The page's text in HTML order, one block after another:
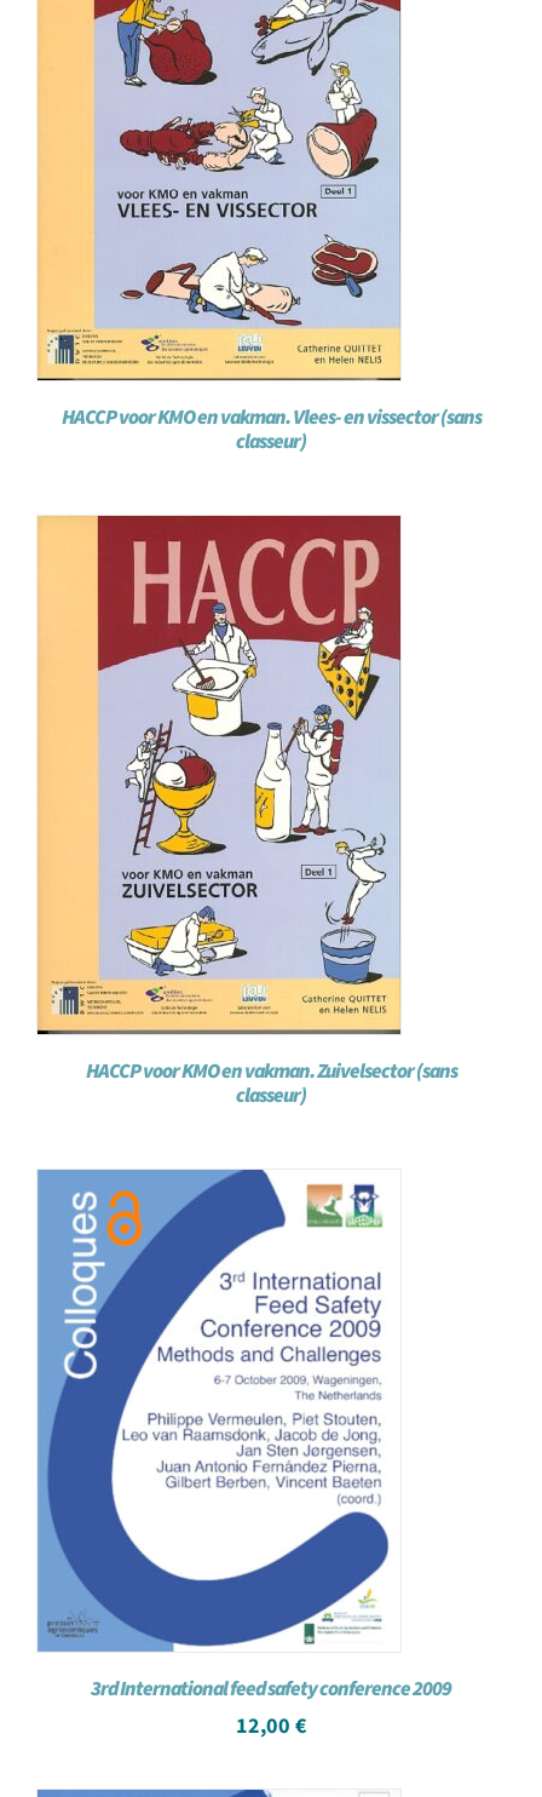
HACCP voor KMO en vakman. Vlees- en vissector (sans
classeur)
HACCP voor KMO en vakman. Zuivelsector (sans
classeur)
3rd International feed safety conference 2009
12,00 €